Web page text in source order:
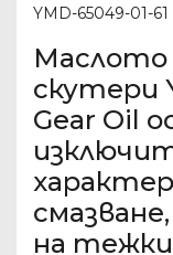
YMD-65049-01-61
Маслото
скутери
Gear Oil
на